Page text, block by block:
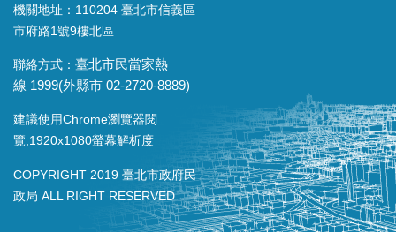
機關地址：110204 臺北市信義區
市府路1號9樓北區
聯絡方式： 臺北市民當家熱
線 1999(外縣市 02-2720-8889)
建議使用Chrome瀏覽器閱
覽,1920x1080螢幕解析度
COPYRIGHT 2019 臺北市政府民
政局 ALL RIGHT RESERVED